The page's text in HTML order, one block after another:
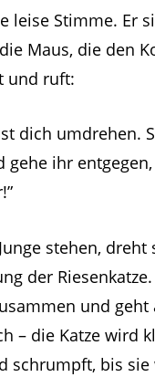
leise Stimme. Er
Maus, die den
und ruft:
dich umdrehen.
gehe ihr
stehen, dreht
der
und geht
– die Katze wird
schrumpft, bis sie